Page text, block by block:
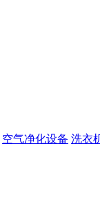
空气净化设备 洗衣